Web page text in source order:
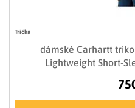
Trička
dámské Carhartt
Lightweight Short-